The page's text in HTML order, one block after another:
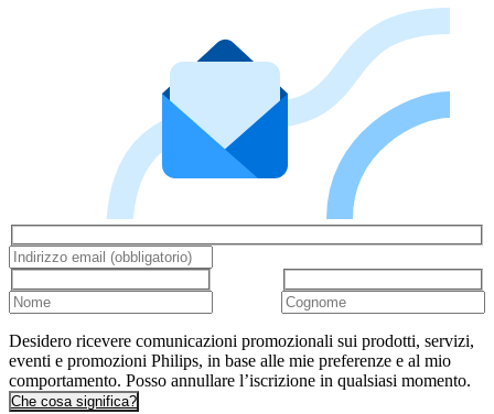
Desidero ricevere comunicazioni promozionali sui prodotti, servizi,
eventi e promozioni Philips, in base alle mie preferenze e al mio
comportamento. Posso annullare l’iscrizione in qualsiasi momento.
Che cosa significa?